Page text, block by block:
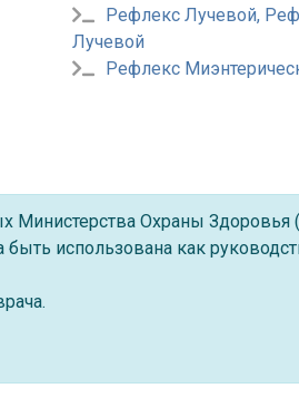
Рефлекс Лучевой,
Лучевой
Рефлекс
Министерства Охраны Здоровья
использована как